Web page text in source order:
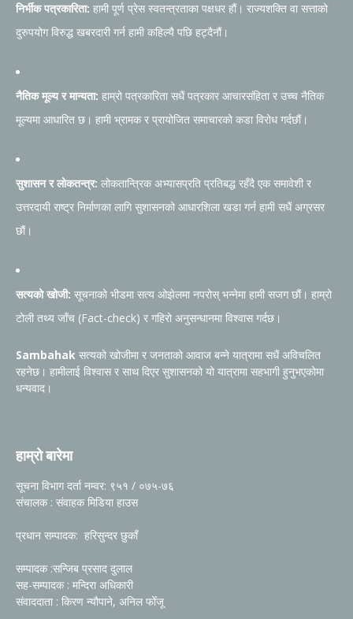
निर्भीक पत्रकारिता: हामी पूर्ण प्रेस स्वतन्त्रताका पक्षधर हौं। राज्यशक्ति वा सत्ताको
दुरुपयोग विरुद्ध खबरदारी गर्न हामी कहिल्यै पछि हट्दैनौं।
नैतिक मूल्य र मान्यता: हाम्रो पत्रकारिता सधैं पत्रकार आचारसंहिता र उच्च नैतिक
मूल्यमा आधारित छ। हामी भ्रामक र प्रायोजित समाचारको कडा विरोध गर्दछौं।
सुशासन र लोकतन्त्र: लोकतान्त्रिक अभ्यासप्रति प्रतिबद्ध रहँदै एक समावेशी र
उत्तरदायी राष्ट्र निर्माणका लागि सुशासनको आधारशिला खडा गर्न हामी सधैं अग्रसर
छौं।
सत्यको खोजी: सूचनाको भीडमा सत्य ओझेलमा नपरोस् भन्नेमा हामी सजग छौं। हाम्रो
टोली तथ्य जाँच (Fact-check) र गहिरो अनुसन्धानमा विश्वास गर्दछ।
Sambahak सत्यको खोजीमा र जनताको आवाज बन्ने यात्रामा सधैं अविचलित
रहनेछ। हामीलाई विश्वास र साथ दिएर सुशासनको यो यात्रामा सहभागी हुनुभएकोमा
धन्यवाद।
हाम्रो बारेमा
सूचना विभाग दर्ता नम्वर: ९५१ / ०७५-७६
संचालक : संवाहक मिडिया हाउस
प्रधान सम्पादक: हरिसुन्दर छुकाँ
सम्पादक :सन्जिब प्रसाद दुलाल
सह-सम्पादक : मन्दिरा अधिकारी
संवाददाता : किरण न्यौपाने, अनिल फोँजू